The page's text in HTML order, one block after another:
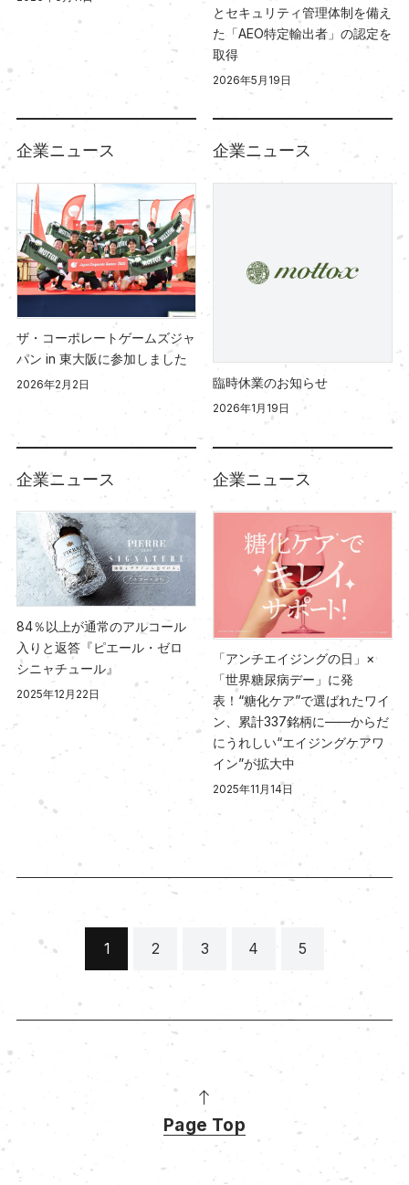
とセキュリティ管理体制を備え
た「AEO特定輸出者」の認定を
取得
2026年5月19日
企業ニュース
ザ・コーポレートゲームズジャ
パン in 東大阪に参加しました
2026年2月2日
企業ニュース
臨時休業のお知らせ
2026年1月19日
企業ニュース
84％以上が通常のアルコール
入りと返答『ピエール・ゼロ
シニャチュール』
2025年12月22日
企業ニュース
「アンチエイジングの日」×
「世界糖尿病デー」に発
表！“糖化ケア”で選ばれたワイ
ン、累計337銘柄に――からだ
にうれしい“エイジングケアワ
イン”が拡大中
2025年11月14日
1 2 3 4 5
Page Top